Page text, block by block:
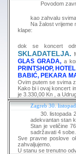
Povodom
kao zahvalu
Na žalost vrijeme
klape:
dok se koncert
SKLADATELJA.
GLAS GRADA,a
PRINTSHOP,
BABIĆ, PEKARA
Ovim putem se svima
Kako bi i ovaj koncert
je 3.330,00 Kn , a
Zagreb 30.
30. listopada
adekvantan stan
Stan je veličine
sadržavati 4 sobe.
Sve pravne poslove
zahvaljujemo.
U stanu se trenutno